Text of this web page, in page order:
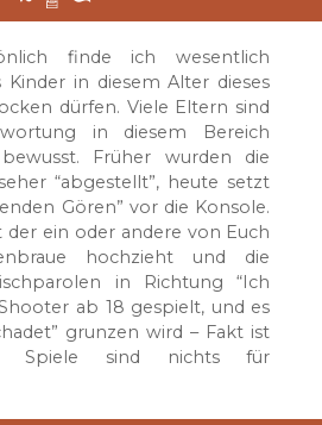
finde ich wesentlich
Kinder in diesem Alter dieses
dürfen. Viele Eltern sind
in diesem Bereich
Früher wurden die
“abgestellt”, heute setzt
Gören” vor die Konsole.
der ein oder andere von Euch
hochzieht und die
in Richtung “Ich
ab 18 gespielt, und es
grunzen wird – Fakt ist
Spiele sind nichts für